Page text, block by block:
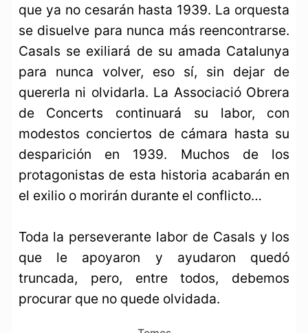
que ya no cesarán hasta 1939. La orquesta
se disuelve para nunca más reencontrarse.
Casals se exiliará de su amada Catalunya
para nunca volver, eso sí, sin dejar de
quererla ni olvidarla. La Associació Obrera
de Concerts continuará su labor, con
modestos conciertos de cámara hasta su
desparición en 1939. Muchos de los
protagonistas de esta historia acabarán en
el exilio o morirán durante el conflicto…
Toda la perseverante labor de Casals y los
que le apoyaron y ayudaron quedó
truncada, pero, entre todos, debemos
procurar que no quede olvidada.